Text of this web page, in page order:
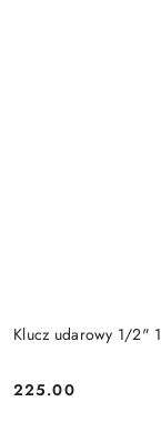
Klucz udarowy 1/2"
Cena:
225.00